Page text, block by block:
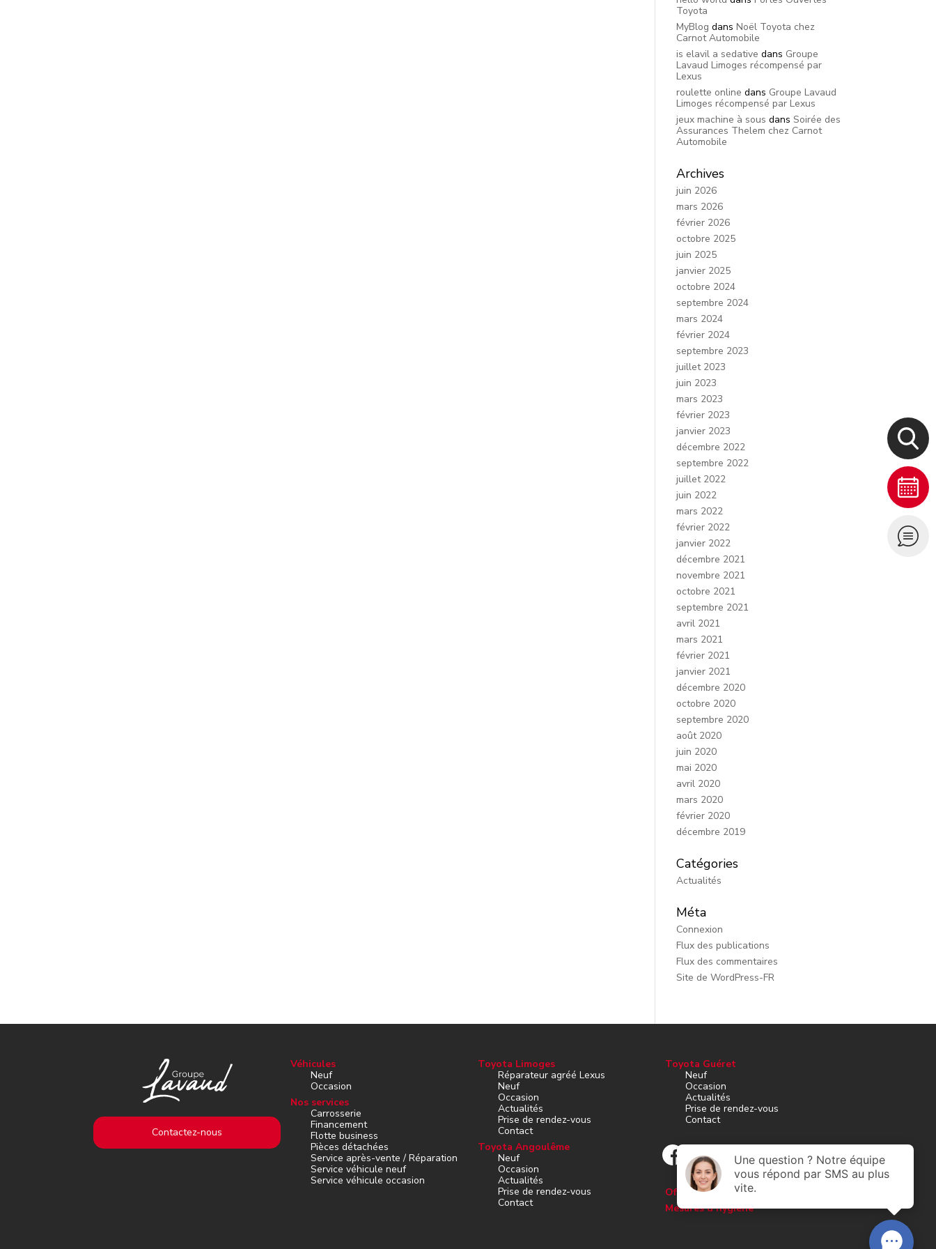
Toyota
MyBlog dans Noël Toyota chez
Carnot Automobile
is elavil a sedative dans Groupe
Lavaud Limoges récompensé par
Lexus
roulette online dans Groupe Lavaud
Limoges récompensé par Lexus
jeux machine à sous dans Soirée des
Assurances Thelem chez Carnot
Automobile
Archives
juin 2026
mars 2026
février 2026
octobre 2025
juin 2025
janvier 2025
octobre 2024
septembre 2024
mars 2024
février 2024
septembre 2023
juillet 2023
juin 2023
mars 2023
février 2023
janvier 2023
décembre 2022
septembre 2022
juillet 2022
juin 2022
mars 2022
février 2022
janvier 2022
décembre 2021
novembre 2021
octobre 2021
septembre 2021
avril 2021
mars 2021
février 2021
janvier 2021
décembre 2020
octobre 2020
septembre 2020
août 2020
juin 2020
mai 2020
avril 2020
mars 2020
février 2020
décembre 2019
Catégories
Actualités
Méta
Connexion
Flux des publications
Flux des commentaires
Site de WordPress-FR
Contactez-nous
Véhicules
Neuf
Occasion
Nos services
Carrosserie
Financement
Flotte business
Pièces détachées
Service après-vente / Réparation
Service véhicule neuf
Service véhicule occasion
Toyota Limoges
Réparateur agréé Lexus
Neuf
Occasion
Actualités
Prise de rendez-vous
Contact
Toyota Angoulême
Neuf
Occasion
Actualités
Prise de rendez-vous
Contact
Toyota Guéret
Neuf
Occasion
Actualités
Prise de rendez-vous
Contact
Offres d’emploi
Mesures d’hygiène